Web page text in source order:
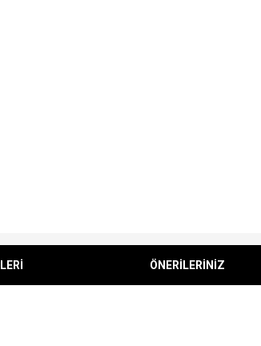
ÖNERİLERİNİZ